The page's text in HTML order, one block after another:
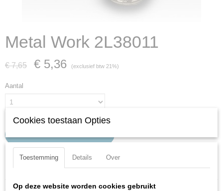
Metal Work 2L38011
€ 7,65 € 5,36 (exclusief btw 21%)
Aantal
Specificaties
Productcode
Cookies toestaan Opties
Toestemming Details Over
Op deze website worden cookies gebruikt